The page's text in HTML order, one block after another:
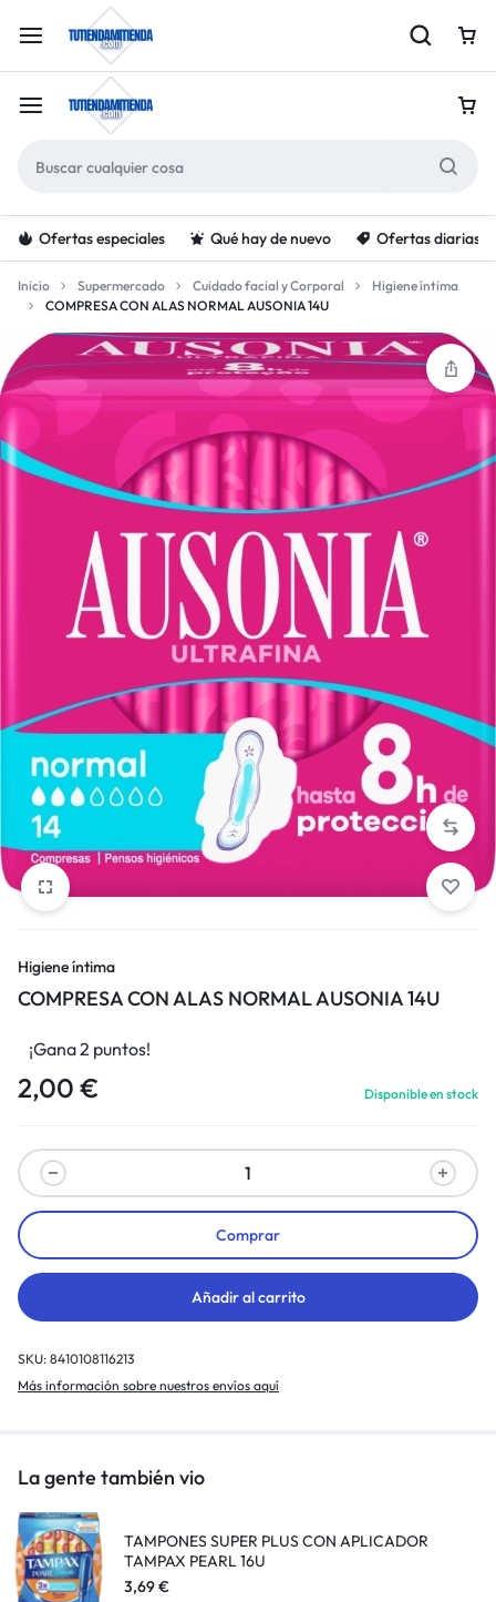
Ofertas especiales Qué hay de nuevo Ofertas diarias
Inicio Supermercado Cuidado facial y Corporal
Higiene íntima
COMPRESA CON ALAS NORMAL AUSONIA 14U
Higiene íntima
COMPRESA CON ALAS NORMAL AUSONIA 14U
¡Gana 2 puntos!
2,00 € Disponible en stock
Añadir al carrito
Comprar
SKU: 8410108116213
Más información sobre nuestros envíos aquí
La gente también vio
TAMPONES SUPER PLUS CON APLICADOR
TAMPAX PEARL 16U
3,69€